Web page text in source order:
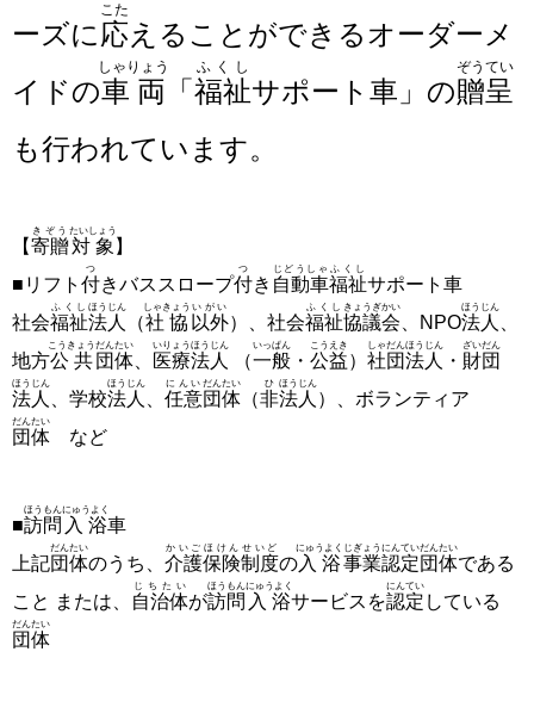
ーズに 応
こた
えることができるオーダーメ
イドの車両
しゃりょう
「 福祉
ふくし
サポート車」の贈呈
ぞうてい
も行われています。
【寄贈
きぞう
対象
たいしょう
】
■リフト 付
つ
きバススロープ付
つ
き 自動車
じどうしゃ
福祉
ふくし
サポート車
社会福祉
ふくし
法人
ほうじん
（社協
しゃきょう
以外
いがい
）、社会福祉
ふくし
協議会
きょうぎかい
、NPO法人
ほうじん
地方公共
こうきょう
団体
だんたい
医療
いりょう
法人
ほうじん
（一般
いっぱん
・ 公益
こうえき
） 社団
しゃだん
法人
ほうじん
・ 財団
ざいだん
法人
ほうじん
、学校法人
ほうじん
任意
にんい
団体
だんたい
（非
ひ
法人
ほうじん
）、ボランティア
団体
だんたい
など
■訪問
ほうもん
入浴
にゅうよく
車
上記団体
だんたい
のうち、 介護
かいご
保険
ほけん
制度
せいど
の入浴
にゅうよく
事業
じぎょう
認定
にんてい
団体
だんたい
である
こと または、
自治体
じちたい
が訪問
ほうもん
入浴
にゅうよく
サービスを認定
にんてい
している
団体
だんたい